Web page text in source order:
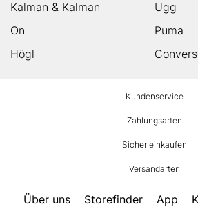
Kalman & Kalman
Ugg
On
Puma
Högl
Kundenservice
Zahlungsarten
Sicher einkaufen
Versandarten
Über uns Storefinder App